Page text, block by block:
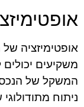
אופטימיזציה
משקיעים
המשקל של
ניתוח